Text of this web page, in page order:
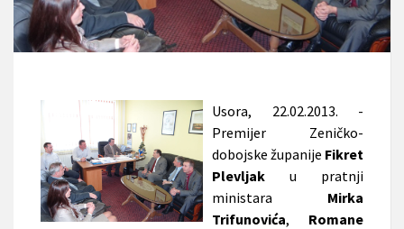
Usora, 22.02.2013. -
Premijer Zeničko-
dobojske županije Fikret
Plevljak u pratnji
ministara Mirka
Trifunovića, Romane